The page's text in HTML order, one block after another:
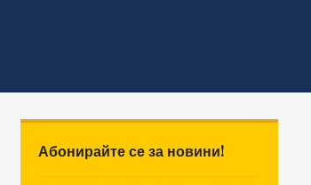
Абонирайте се за новини!